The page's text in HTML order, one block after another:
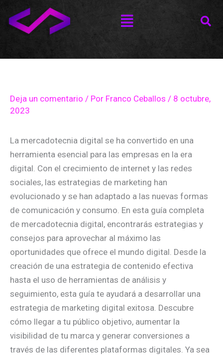
contenido
Menú
Deja un comentario / Por Franco Ceballos / 8 octubre,
2023
La mercadotecnia digital se ha convertido en una
herramienta esencial para las empresas en la era
digital. Con el crecimiento de internet y las redes
sociales, las estrategias de marketing han
evolucionado y se han adaptado a las nuevas formas
de comunicación y consumo. En esta guía completa
de mercadotecnia digital, encontrarás estrategias y
consejos para aprovechar al máximo las
oportunidades que ofrece el mundo digital. Desde la
creación de una estrategia de contenido efectiva
hasta el uso de herramientas de análisis y
seguimiento, esta guía te ayudará a desarrollar una
estrategia de marketing digital exitosa. Descubre
cómo llegar a tu público objetivo, aumentar la
visibilidad de tu marca y generar conversiones a
través de las diferentes plataformas digitales. Ya sea